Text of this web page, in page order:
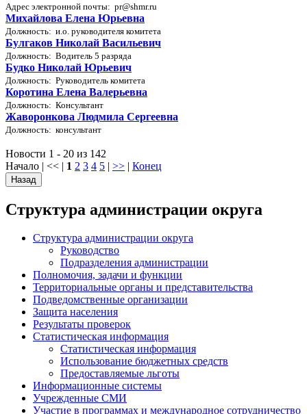
Адрес электронной почты: pr@shmr.ru
Михайлова Елена Юрьевна
Должность: и.о. руководителя комитета
Булгаков Николай Васильевич
Должность: Водитель 5 разряда
Будко Николай Юрьевич
Должность: Руководитель комитета
Коротина Елена Валерьевна
Должность: Консультант
Жаворонкова Людмила Сергеевна
Должность: консультант
Новости 1 - 20 из 142
Начало | << | 1 2 3 4 5 | >> | Конец
Структура администрации округа
Структура администрации округа
Руководство
Подразделения администрации
Полномочия, задачи и функции
Территориальные органы и представительства
Подведомственные организации
Защита населения
Результаты проверок
Статистическая информация
Статистическая информация
Использование бюджетных средств
Предоставляемые льготы
Информационные системы
Учрежденные СМИ
Участие в программах и международное сотрудничество